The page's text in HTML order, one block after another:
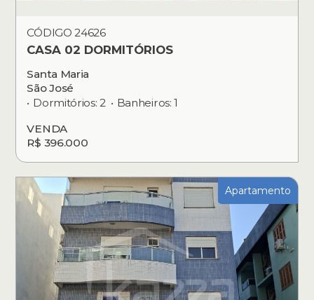
CÓDIGO 24626
CASA 02 DORMITÓRIOS
Santa Maria
São José
Dormitórios: 2
Banheiros: 1
VENDA
R$ 396.000
Apartamento